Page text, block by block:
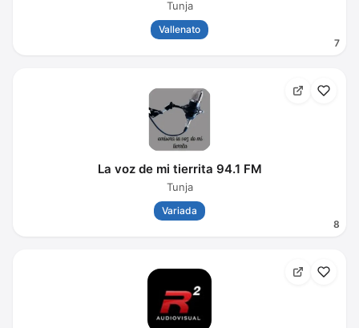
7
Tunja
Vallenato
8
La voz de mi tierrita 94.1 FM
Tunja
Variada